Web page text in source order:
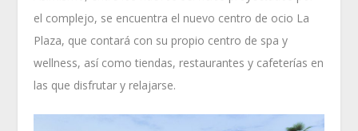
el complejo, se encuentra el nuevo centro de ocio La
Plaza, que contará con su propio centro de spa y
wellness, así como tiendas, restaurantes y cafeterías en
las que disfrutar y relajarse.